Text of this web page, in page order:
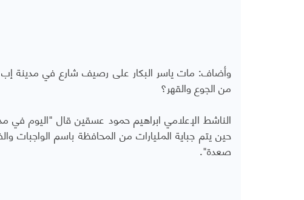
وأضاف: مات ياسر البكار على رصيف شارع في مدينة
من الجوع والقهر؟
الناشط الإعلامي ابراهيم حمود عسقين قال "اليوم
حين يتم جباية المليارات من المحافظة باسم الواجبات
صعدة".